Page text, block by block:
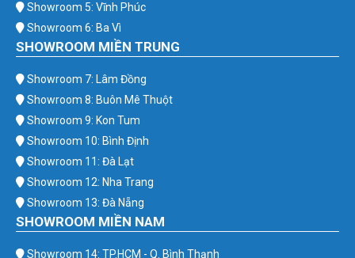
Showroom 5: Vĩnh Phúc
Showroom 6: Ba Vì
SHOWROOM MIỀN TRUNG
Showroom 7: Lâm Đồng
Showroom 8: Buôn Mê Thuột
Showroom 9: Kon Tum
Showroom 10: Bình Định
Showroom 11: Đà Lạt
Showroom 12: Nha Trang
Showroom 13: Đà Nẵng
SHOWROOM MIỀN NAM
Showroom 14: TP.HCM - Q. Bình Thạnh